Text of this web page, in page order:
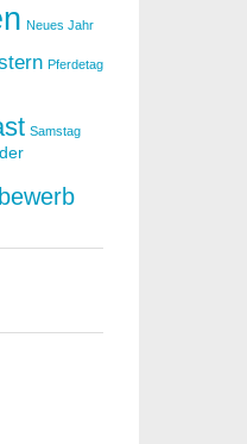
Neues Jahr
Pferdetag
Samstag